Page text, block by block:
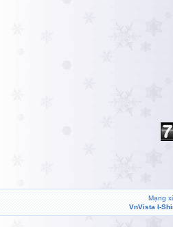
Mạng
VnVista I-